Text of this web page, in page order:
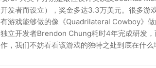
开发者而设立），奖金多达3.3万美元。很多游
有游戏能够做的像《Quadrilateral Cowboy》
独立开发者Brendon Chung耗时4年完成研发
作，我们不妨看看该游戏的独特之处到底在什么